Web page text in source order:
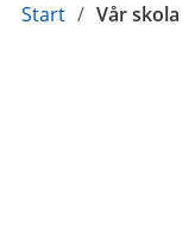
Du
Start / Vår skola